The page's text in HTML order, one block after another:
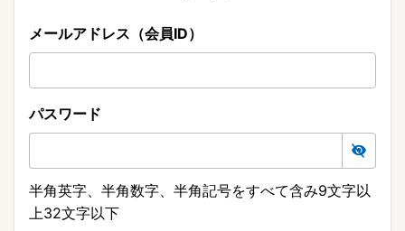
メールアドレス（会員ID）
パスワード
半角英字、半角数字、半角記号をすべて含み9文字以
上32文字以下